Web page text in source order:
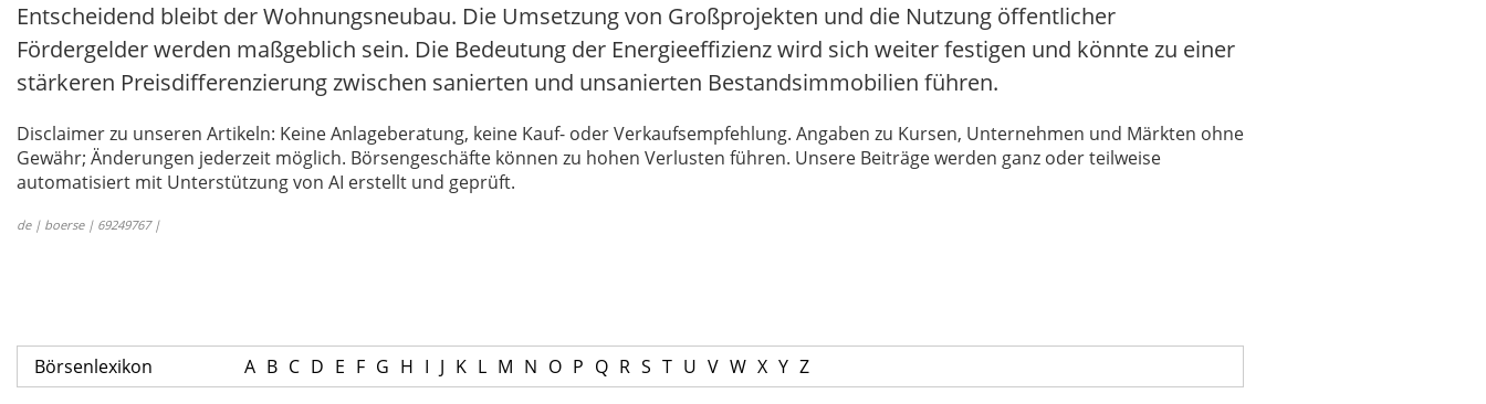
Entscheidend bleibt der Wohnungsneubau. Die Umsetzung von Großprojekten und die Nutzung öffentlicher
Fördergelder werden maßgeblich sein. Die Bedeutung der Energieeffizienz wird sich weiter festigen und könnte zu einer
stärkeren Preisdifferenzierung zwischen sanierten und unsanierten Bestandsimmobilien führen.
Disclaimer zu unseren Artikeln: Keine Anlageberatung, keine Kauf- oder Verkaufsempfehlung. Angaben zu Kursen, Unternehmen und Märkten ohne
Gewähr; Änderungen jederzeit möglich. Börsengeschäfte können zu hohen Verlusten führen. Unsere Beiträge werden ganz oder teilweise
automatisiert mit Unterstützung von AI erstellt und geprüft.
de | boerse | 69249767 |
Börsenlexikon A B C D E F G H I J K L M N O P Q R S T U V W X Y Z